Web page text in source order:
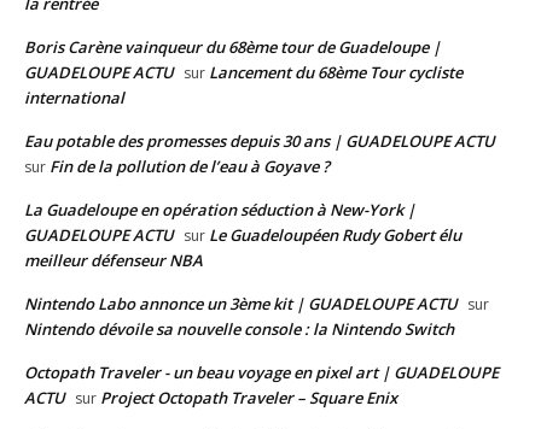
Boris Carène vainqueur du 68ème tour de Guadeloupe |
GUADELOUPE ACTU sur Lancement du 68ème Tour cycliste
international
Eau potable des promesses depuis 30 ans | GUADELOUPE ACTU
sur Fin de la pollution de l’eau à Goyave ?
La Guadeloupe en opération séduction à New-York |
GUADELOUPE ACTU sur Le Guadeloupéen Rudy Gobert élu
meilleur défenseur NBA
Nintendo Labo annonce un 3ème kit | GUADELOUPE ACTU sur
Nintendo dévoile sa nouvelle console : la Nintendo Switch
Octopath Traveler - un beau voyage en pixel art | GUADELOUPE
ACTU sur Project Octopath Traveler – Square Enix